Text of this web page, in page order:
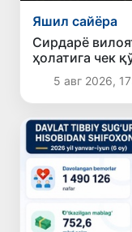
Яшил сайёра
Сирдарё
ҳолатига чек
5 авг 2026,